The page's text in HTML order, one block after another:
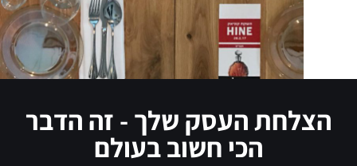
הצלחת העסק שלך - זה הדבר
הכי חשוב בעולם